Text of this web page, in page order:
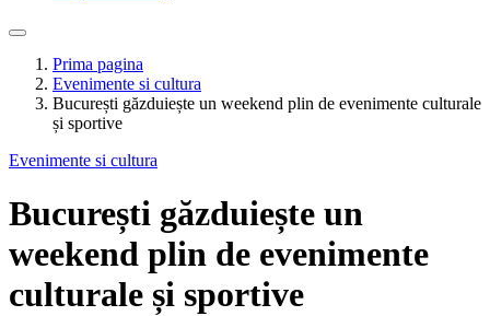
Prima pagina
Evenimente si cultura
București găzduiește un weekend plin de evenimente culturale
și sportive
Evenimente si cultura
București găzduiește un
weekend plin de evenimente
culturale și sportive